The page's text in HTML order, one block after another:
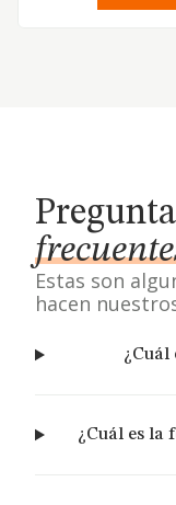
Estas son
hacen
¿Cuál
¿Cuál es la